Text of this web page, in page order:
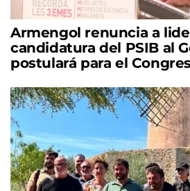
Armengol renuncia a
candidatura del PSIB al
postulará para el